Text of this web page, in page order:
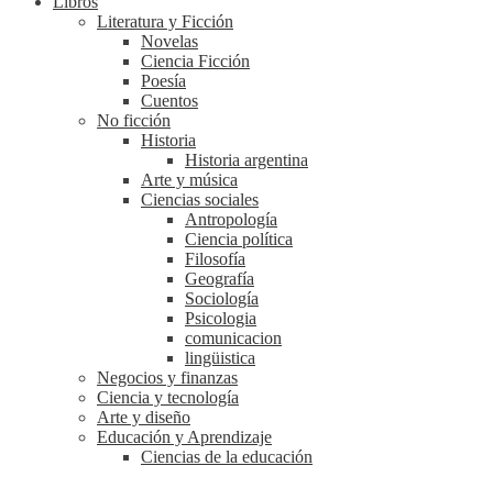
Literatura y Ficción
Novelas
Ciencia Ficción
Poesía
Cuentos
No ficción
Historia
Historia argentina
Arte y música
Ciencias sociales
Antropología
Ciencia política
Filosofía
Geografía
Sociología
Psicologia
comunicacion
lingüistica
Negocios y finanzas
Ciencia y tecnología
Arte y diseño
Educación y Aprendizaje
Ciencias de la educación